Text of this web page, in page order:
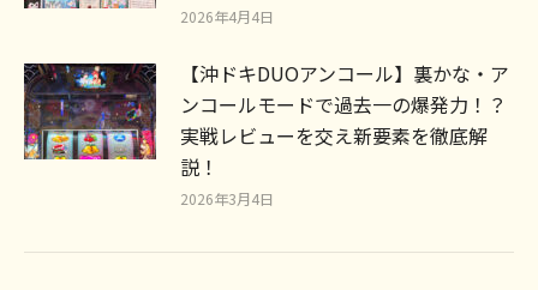
2026年4月4日
【沖ドキDUOアンコール】裏かな・ア
ンコールモードで過去一の爆発力！？
実戦レビューを交え新要素を徹底解
説！
2026年3月4日